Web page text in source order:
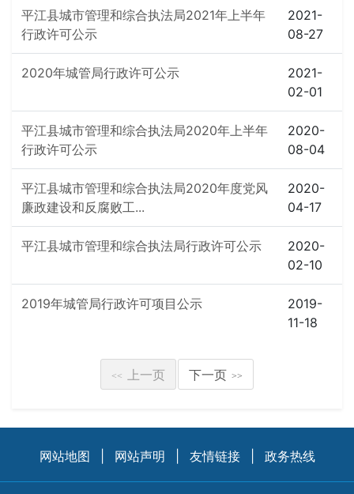
平江县城市管理和综合执法局2021年上半年
行政许可公示
2021-
08-27
2020年城管局行政许可公示
2021-
02-01
平江县城市管理和综合执法局2020年上半年
行政许可公示
2020-
08-04
平江县城市管理和综合执法局2020年度党风
廉政建设和反腐败工...
2020-
04-17
平江县城市管理和综合执法局行政许可公示
2020-
02-10
2019年城管局行政许可项目公示
2019-
11-18
<< 上一页 下一页 >>
网站地图 网站声明 友情链接 政务热线